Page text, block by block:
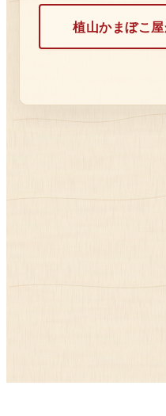
植山かまぼこ